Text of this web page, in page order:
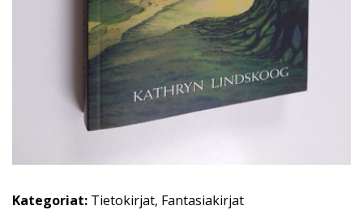
Kategoriat: Tietokirjat, Fantasiakirjat